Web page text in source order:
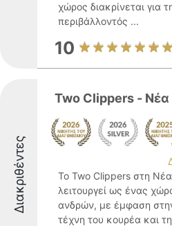
χώρος διακρίνεται για
περιβάλλοντός ...
10
Διακριθέντες
Two Clippers -
Το Two Clippers στη
λειτουργεί ως ένας
ανδρών, με έμφαση
τέχνη του κουρέα και